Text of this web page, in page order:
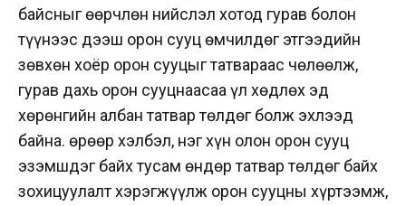
байсныг өөрчлөн нийслэл хотод гурав болон
түүнээс дээш орон сууц өмчилдөг этгээдийн
зөвхөн хоёр орон сууцыг татвараас чөлөөлж,
гурав дахь орон сууцнаасаа үл хөдлөх эд
хөрөнгийн албан татвар төлдөг болж эхлээд
байна. Өөрөөр хэлбэл, нэг хүн олон орон сууц
эзэмшдэг байх тусам өндөр татвар төлдөг байх
зохицуулалт хэрэгжүүлж орон сууцны хүртээмж,